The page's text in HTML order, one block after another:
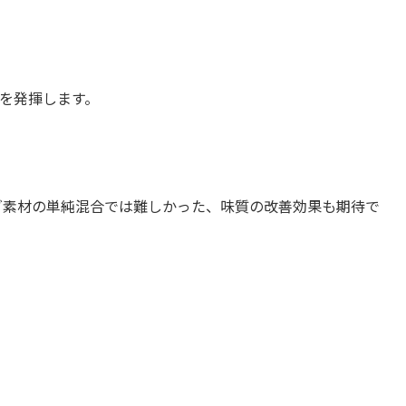
揮します。
材の単純混合では難しかった、味質の改善効果も期待で